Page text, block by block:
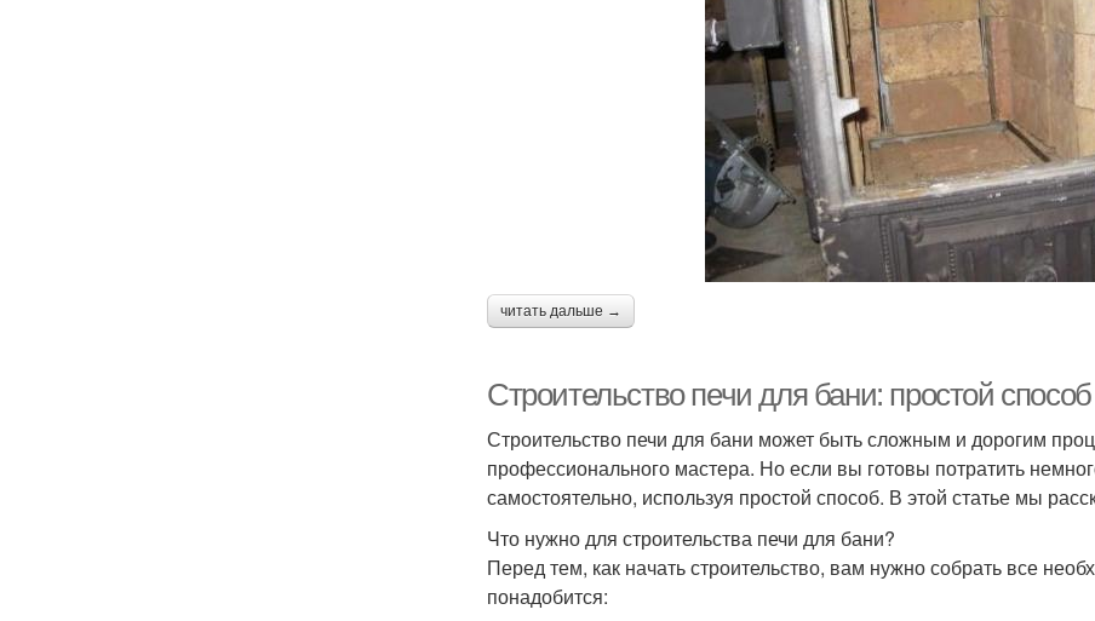
читать дальше →
Строительство печи для бани: простой
Строительство печи для бани может быть сложным и дорогим
профессионального мастера. Но если вы готовы потратить
самостоятельно, используя простой способ. В этой статье мы
Что нужно для строительства печи для бани?
Перед тем, как начать строительство, вам нужно собрать все
понадобится: